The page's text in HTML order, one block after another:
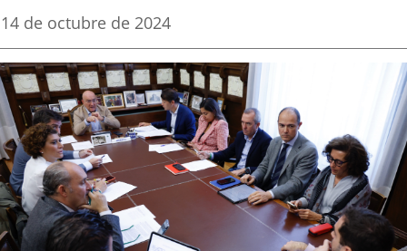
aplicación
externa.
aplicación
Fecha
la
noticia
14 de octubre de 2024